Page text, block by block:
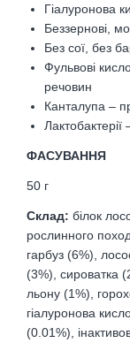
Гіалуронова
Беззернові,
Без сої, без
Фульвові
речовин
Канталупа –
ФАСУВАННЯ
50 г
Склад: білок
рослинного
гарбуз (6%),
(3%), сироватка
льону (1%),
гіалуронова
(0.01%),